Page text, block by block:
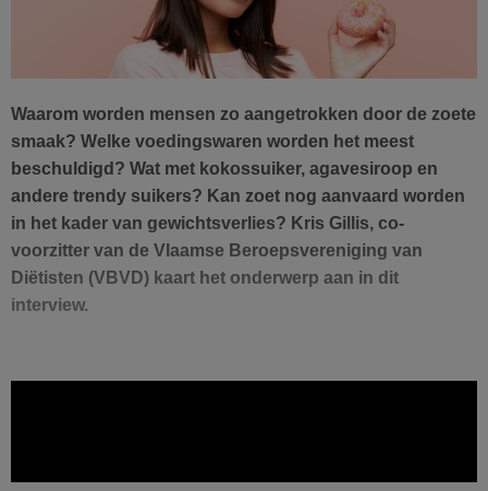
Waarom worden mensen zo aangetrokken door de zoete
smaak? Welke voedingswaren worden het meest
beschuldigd? Wat met kokossuiker, agavesiroop en
andere trendy suikers? Kan zoet nog aanvaard worden
in het kader van gewichtsverlies? Kris Gillis, co-
voorzitter van de Vlaamse Beroepsvereniging van
Diëtisten (VBVD) kaart het onderwerp aan in dit
interview.